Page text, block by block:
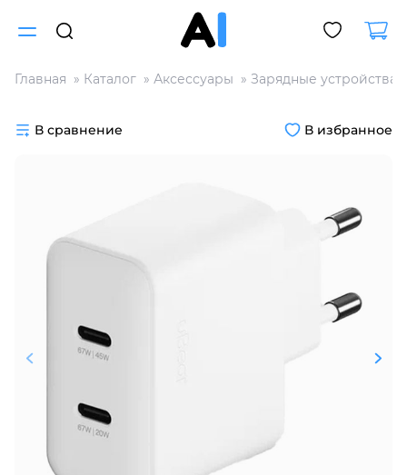
Главная Каталог Аксессуары Зарядные устройства
В сравнение В избранное
Разбейте
25
Добавляйте товары